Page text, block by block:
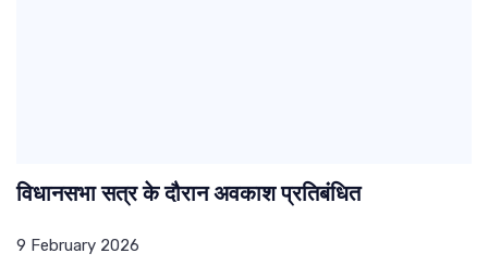
विधानसभा सत्र के दौरान अवकाश प्रतिबंधित
9 February 2026